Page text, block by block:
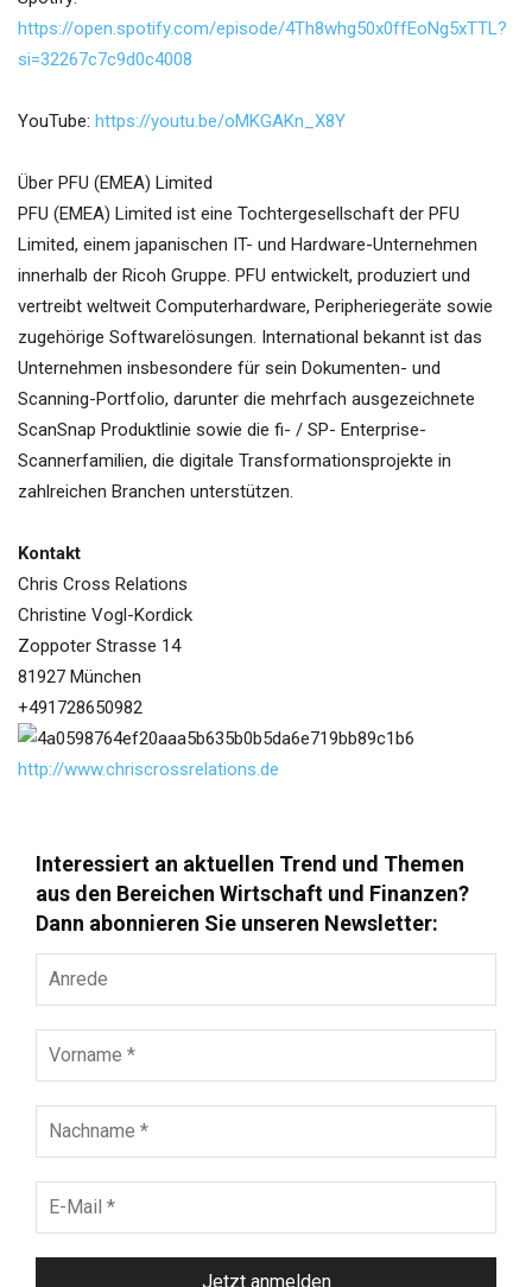
https://open.spotify.com/episode/4Th8whg50x0ffEoNg5xTTL?
si=32267c7c9d0c4008
YouTube: https://youtu.be/oMKGAKn_X8Y
Über PFU (EMEA) Limited
PFU (EMEA) Limited ist eine Tochtergesellschaft der PFU
Limited, einem japanischen IT- und Hardware-Unternehmen
innerhalb der Ricoh Gruppe. PFU entwickelt, produziert und
vertreibt weltweit Computerhardware, Peripheriegeräte sowie
zugehörige Softwarelösungen. International bekannt ist das
Unternehmen insbesondere für sein Dokumenten- und
Scanning-Portfolio, darunter die mehrfach ausgezeichnete
ScanSnap Produktlinie sowie die fi- / SP- Enterprise-
Scannerfamilien, die digitale Transformationsprojekte in
zahlreichen Branchen unterstützen.
Kontakt
Chris Cross Relations
Christine Vogl-Kordick
Zoppoter Strasse 14
81927 München
+491728650982
http://www.chriscrossrelations.de
Interessiert an aktuellen Trend und Themen
aus den Bereichen Wirtschaft und Finanzen?
Dann abonnieren Sie unseren Newsletter:
Mail
*